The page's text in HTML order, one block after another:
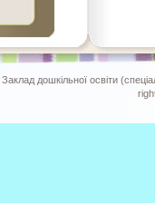
Заклад дошкільної освіти